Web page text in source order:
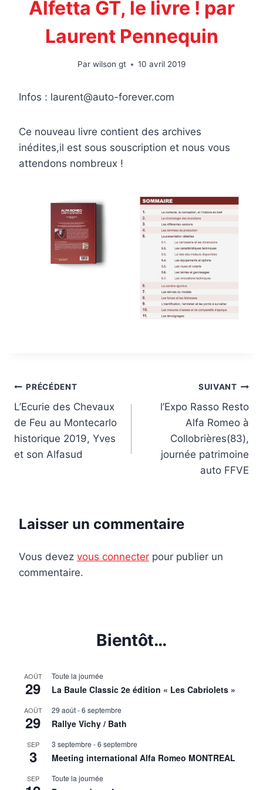
Alfetta GT, le livre ! par
Laurent Pennequin
Par wilson gt 10 avril 2019
Infos : laurent@auto-forever.com
Ce nouveau livre contient des archives
inédites,il est sous souscription et nous vous
attendons nombreux !
Navigation
de
l’article
PRÉCÉDENT
L’Ecurie des Chevaux
de Feu au Montecarlo
historique 2019, Yves
et son Alfasud
SUIVANT
l’Expo Rasso Resto
Alfa Romeo à
Collobrières(83),
journée patrimoine
auto FFVE
Laisser un commentaire
Vous devez vous connecter pour publier un
commentaire.
Bientôt…
AOÛT
29
Toute la journée
La Baule Classic 2e édition « Les Cabriolets »
AOÛT
29
29 août-6 septembre
Rallye Vichy / Bath
SEP
3
3 septembre -6 septembre
Meeting international Alfa Romeo MONTREAL
SEP Toute la journée